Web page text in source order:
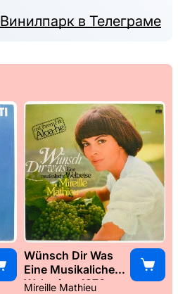
Винилпарк в Телеграме
Wünsch Dir Was
Eine Musikaliche
Weltreise, 1976
Mireille Mathieu